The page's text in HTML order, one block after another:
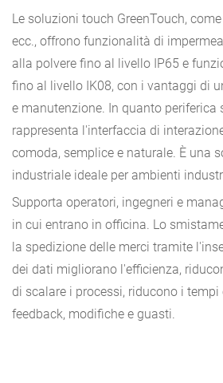
Le soluzioni touch GreenTouch, come
ecc., offrono funzionalità di
alla polvere fino al livello IP65 e
fino al livello IK08, con i vantaggi di
e manutenzione. In quanto periferica
rappresenta l'interfaccia di
comoda, semplice e naturale. È una
industriale ideale per ambienti
Supporta operatori, ingegneri e
in cui entrano in officina. Lo
la spedizione delle merci tramite
dei dati migliorano l'efficienza,
di scalare i processi, riducono i
feedback, modifiche e guasti.